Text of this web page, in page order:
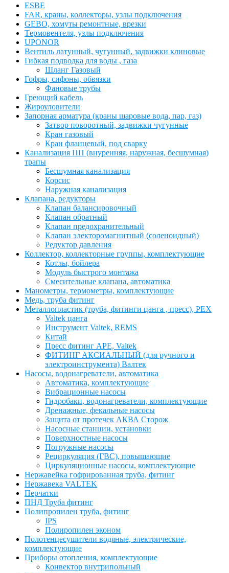
ESBЕ
FAR, краны, коллекторы, узлы подключения
GEBO, хомуты ремонтные, врезки
Tермовентеля, узлы подключения
UPONOR
Вентиль латунный, чугунный, задвижки клиновые
Гибкая подводка для воды , газа
Шланг Газовый
Гофры, сифоны, обвязки
Фановые трубы
Греющий кабель
Жироуловители
Запорная арматура (краны шаровые вода, пар, газ)
Затвор поворотный, задвижки чугунные
Кран газовый
Кран фланцевый, под сварку
Канализация ПП (внуренняя, наружная, бесшумная)
трапы
Бесшумная канализация
Корсис
Наружная канализация
Клапана, редукторы
Клапан балансировочный
Клапан обратный
Клапан предохранительный
Клапан электоромагнитный (соленоидный)
Редуктор давления
Коллектор, коллекторные группы, комплектующие
Котлы, бойлера
Модуль быстрого монтажа
Смесительные клапана, автоматика
Манометры, термометры, комплектующие
Медь, труба фитинг
Металлопластик (труба, фитинги цанга , пресс), PEX
Valtek цанга
Инструмент Valtek, REMS
Китай
Пресс фитинг APE, Valtek
ФИТИНГ АКСИАЛЬНЫЙ (для ручного и
электроинструмента) Валтек
Насосы, водонагреватели, автоматика
Автоматика, комплектующие
Вибрационные насосы
Гидробаки, водонагреватели, комплектующие
Дренажные, фекальные насосы
Защита от протечек АКВА Сторож
Насосные станции, установки
Поверхностные насосы
Погружные насосы
Рециркуляция (ГВС), повышающие
Циркуляционные насосы, комплектующие
Нержавейка гофрированная труба, фитинг
Нержавека VALTEK
Перчатки
ПНД Труба фитинг
Полипропилен труба, фитинг
IPS
Полиропилен эконом
Полотенцесушители водяные, электрические,
комплектующие
Приборы отопления, комплектующие
Конвектор внутрипольный